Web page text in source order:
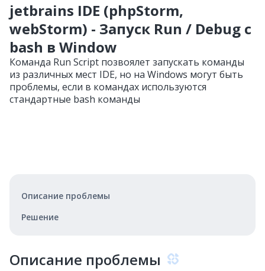
jetbrains IDE (phpStorm,
webStorm) - Запуск Run / Debug с
bash в Window
Команда Run Script позвоялет запускать команды
из различных мест IDE, но на Windows могут быть
проблемы, если в командах используются
стандартные bash команды
Описание проблемы
Решение
Описание проблемы